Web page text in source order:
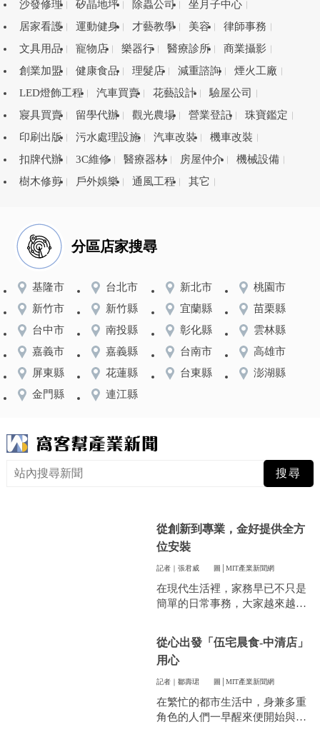
沙發修理
矽晶地坪 除蟲公司
坐月子中心
居家看護
運動健身 才藝教學 美容
律師事務
文具用品
寵物店 樂器行 醫療診所
商業攝影
創業加盟
健康食品 理髮店 減重諮詢
煙火工廠
LED燈飾工程
汽車買賣 花藝設計
驗屋公司
寢具買賣
留學代辦 觀光農場 營業登記
珠寶鑑定
印刷出版
污水處理設施 汽車改裝
機車改裝
扣牌代辦
3C維修 醫療器材 房屋仲介
機械設備
樹木修剪
戶外娛樂 通風工程 其它
分區店家搜尋
基隆市 台北市 新北市
桃園市
新竹市
新竹縣 宜蘭縣
苗栗縣
台中市
南投縣 彰化縣
雲林縣
嘉義市
嘉義縣 台南市
高雄市
屏東縣
花蓮縣 台東縣
澎湖縣
金門縣
連江縣
從創新到專業，金好提供全方
位安裝
記者｜張君威 圖│MIT產業新聞網
在現代生活裡，家務早已不只是
簡單的日常事務，大家越來越重
件看似小事卻常常讓人煩惱。像
是衣服太多、空間不夠，或是遇
到突然變天，曬衣服真的讓不少
人感到頭疼。
從心出發「伍宅晨食-中清店」
用心
記者｜鄒壽珺 圖│MIT產業新聞網
在繁忙的都市生活中，身兼多重
角色的人們一早醒來便開始與時